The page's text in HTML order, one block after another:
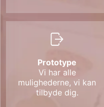
Prototype
Vi har alle
mulighederne, vi kan
tilbyde dig.